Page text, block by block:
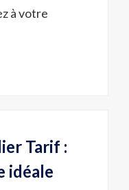
à votre
Tarif :
idéale